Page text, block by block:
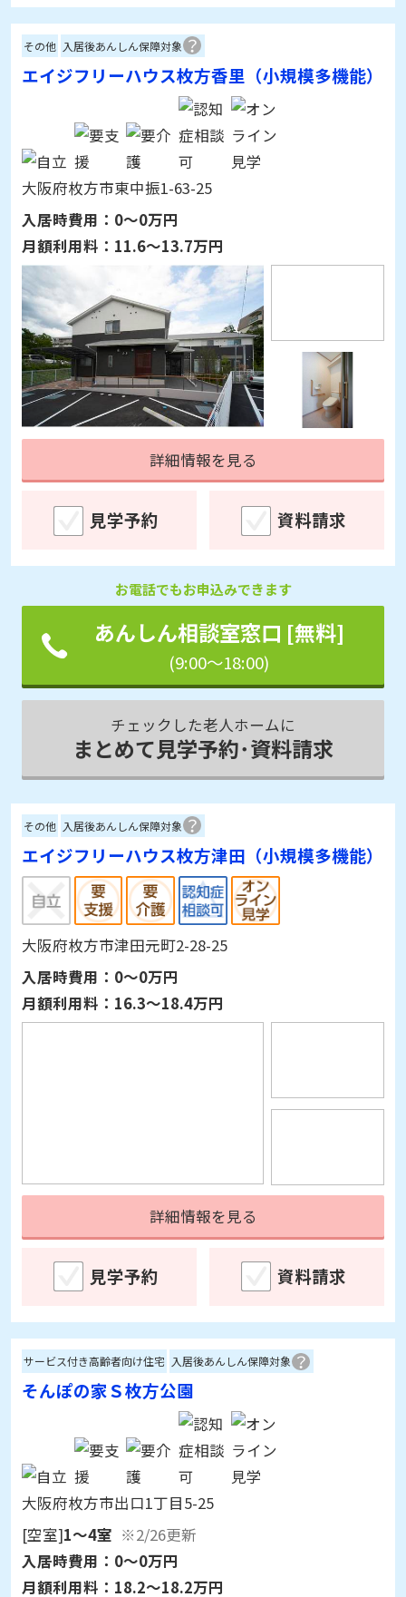
その他 入居後あんしん保障対象
エイジフリーハウス枚方香里（小規模多機能）
大阪府枚方市東中振1-63-25
入居時費用：0～0万円
月額利用料： 11.6～13.7万円
詳細情報を見る
お電話でもお申込みできます
あんしん相談室窓口 [無料]
(9:00～18:00)
チェックした老人ホームに
まとめて見学予約･資料請求
その他 入居後あんしん保障対象
エイジフリーハウス枚方津田（小規模多機能）
大阪府枚方市津田元町2-28-25
入居時費用：0～0万円
月額利用料： 16.3～18.4万円
詳細情報を見る
サービス付き高齢者向け住宅 入居後あんしん保障対象
そんぽの家Ｓ枚方公園
大阪府枚方市出口1丁目5-25
[空室]1～4室 ※2/26更新
入居時費用： 0～0万円
月額利用料： 18.2～18.2万円